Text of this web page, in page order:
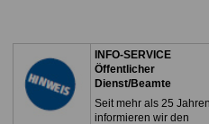
INFO-SERVICE
Öffentlicher
Dienst/Beamte
Seit mehr als 25
informieren wir den